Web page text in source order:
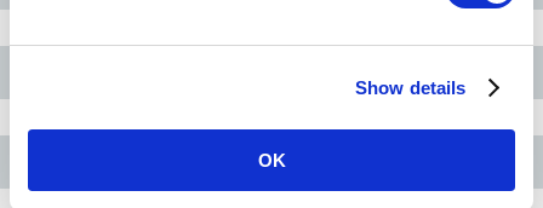
Show details
OK
上野駅